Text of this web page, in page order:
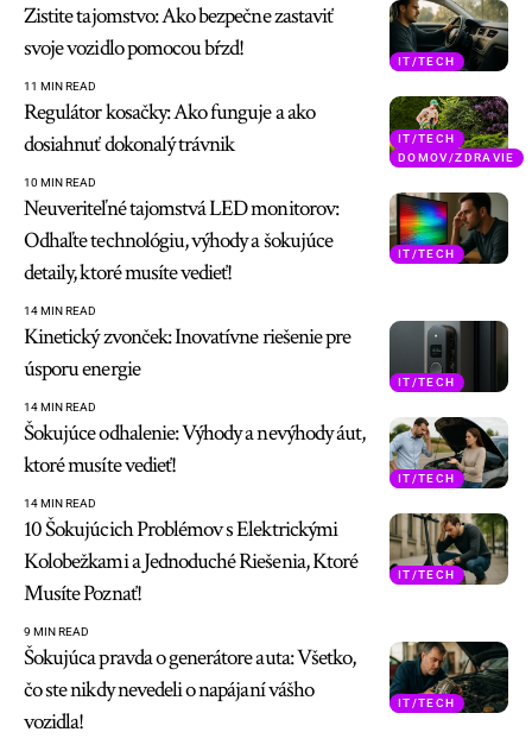
IT/TECH
Zistite tajomstvo: Ako bezpečne zastaviť
svoje vozidlo pomocou bŕzd!
11 MIN READ
IT/TECH
DOMOV/ZDRAVIE
Regulátor kosačky: Ako funguje a ako
dosiahnuť dokonalý trávnik
10 MIN READ
IT/TECH
Neuveriteľné tajomstvá LED monitorov:
Odhaľte technológiu, výhody a šokujúce
detaily, ktoré musíte vedieť!
14 MIN READ
IT/TECH
Kinetický zvonček: Inovatívne riešenie pre
úsporu energie
14 MIN READ
IT/TECH
Šokujúce odhalenie: Výhody a nevýhody áut,
ktoré musíte vedieť!
14 MIN READ
IT/TECH
10 Šokujúcich Problémov s Elektrickými
Kolobežkami a Jednoduché Riešenia, Ktoré
Musíte Poznať!
9 MIN READ
IT/TECH
Šokujúca pravda o generátore auta: Všetko,
čo ste nikdy nevedeli o napájaní vášho
vozidla!